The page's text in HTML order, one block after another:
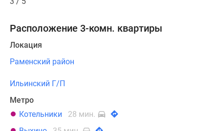
Расположение 3-комн. квартиры
Локация
Раменский район
Ильинский Г/П
Метро
Котельники
28 мин.